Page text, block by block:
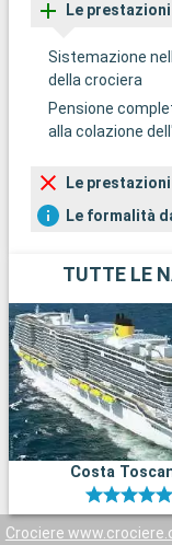
Le
Sistemazione
della crociera
Pensione
alla colazione
Le
Le formalità
TUTTE LE
Costa
Crociere